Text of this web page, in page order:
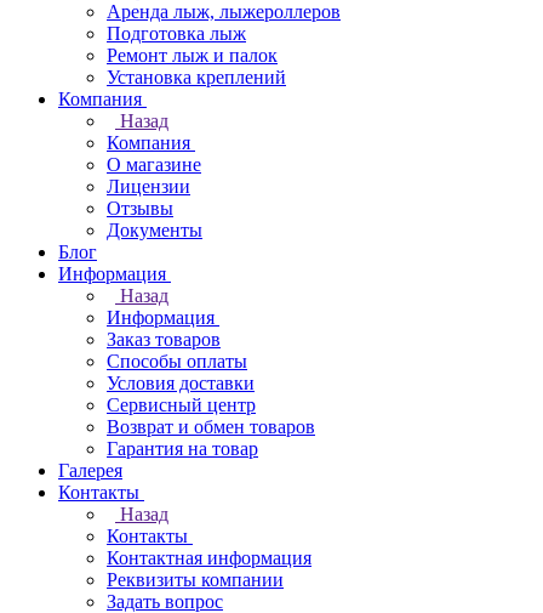
Аренда лыж, лыжероллеров
Подготовка лыж
Ремонт лыж и палок
Установка креплений
Компания
Назад
Компания
О магазине
Лицензии
Отзывы
Документы
Блог
Информация
Назад
Информация
Заказ товаров
Способы оплаты
Условия доставки
Сервисный центр
Возврат и обмен товаров
Гарантия на товар
Галерея
Контакты
Назад
Контакты
Контактная информация
Реквизиты компании
Задать вопрос